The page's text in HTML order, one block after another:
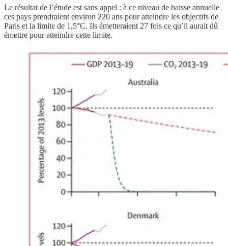
Le résultat de l’étude est sans appel : à ce niveau de baisse annuelle
ces pays prendraient environ 220 ans pour atteindre les objectifs de
Paris et la limite de 1,5°C. Ils émetteraient 27 fois ce qu’il aurait dû
émettre pour atteindre cette limite.